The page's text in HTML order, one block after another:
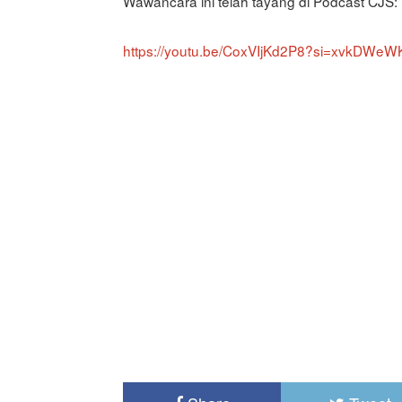
https://youtu.be/